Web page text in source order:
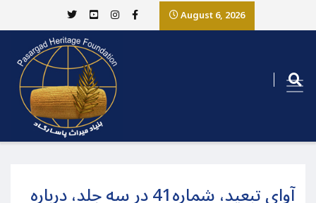
August 6, 2026
آوای تبعید، شماره41 در سه جلد، درباره